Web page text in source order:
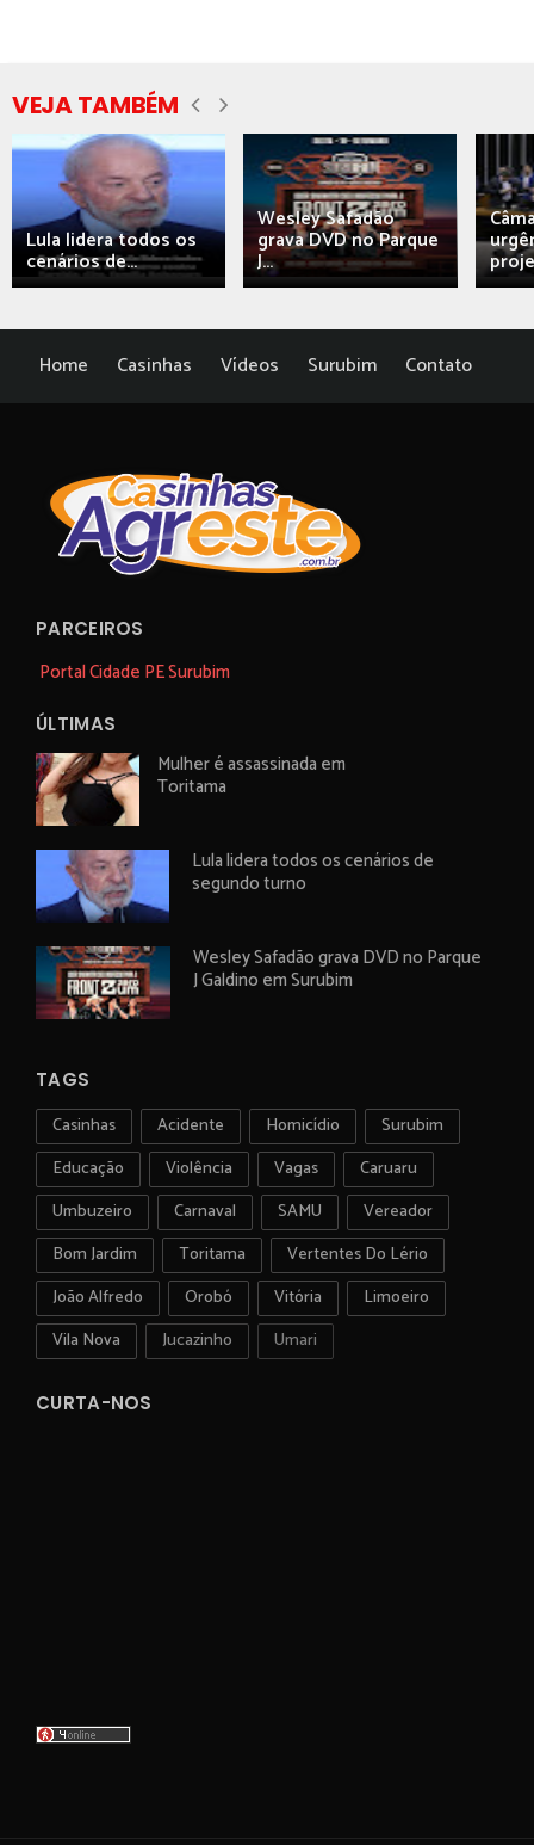
VEJA TAMBÉM
Lula lidera todos os
cenários de...
Wesley Safadão
grava DVD no Parque
J...
Home Casinhas Vídeos Surubim Contato
PARCEIROS
Portal Cidade PE Surubim
ÚLTIMAS
Mulher é assassinada em
Toritama
Lula lidera todos os cenários de
segundo turno
Wesley Safadão grava DVD no Parque
J Galdino em Surubim
TAGS
Casinhas Acidente Homicídio
Surubim
Educação
Violência Vagas
Caruaru
Umbuzeiro
Carnaval SAMU
Vereador
Bom Jardim
Toritama
Vertentes Do Lério
João Alfredo
Orobó Vitória
Limoeiro
Vila Nova
Jucazinho Umari
CURTA-NOS